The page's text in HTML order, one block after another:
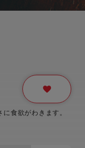
食欲がわきます。